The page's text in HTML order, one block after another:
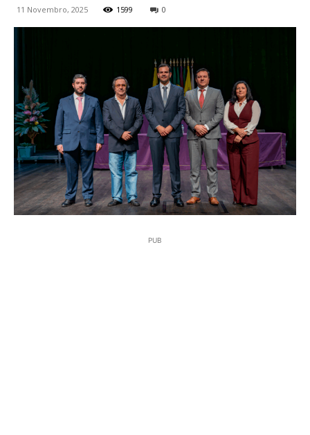
11 Novembro, 2025 1599 0
PUB